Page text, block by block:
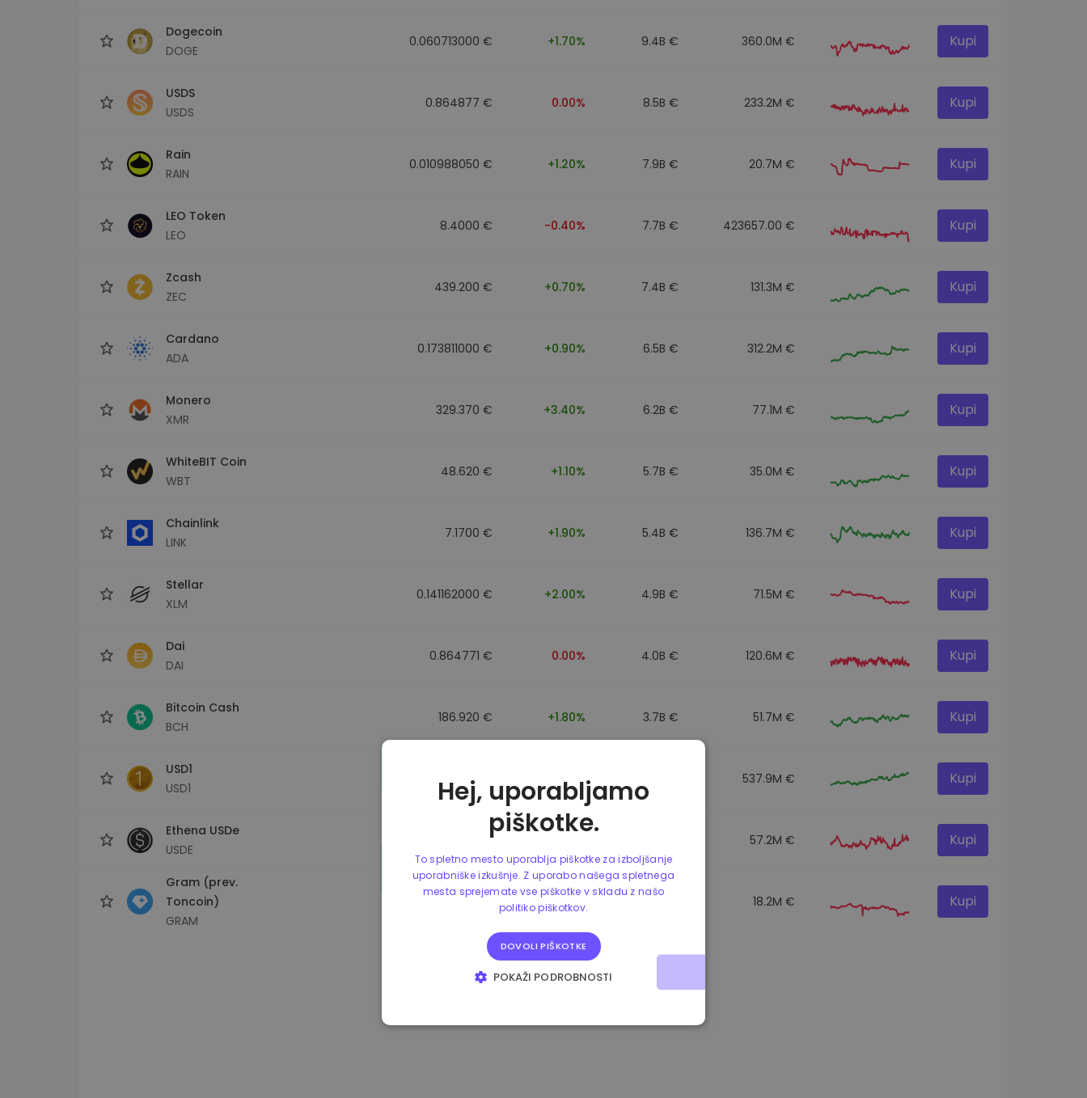
Dogecoin
DOGE
0.060713000 € +1.70% 9.4B € 360.0M € Kupi
USDS
USDS
0.864877 € 0.00% 8.5B € 233.2M € Kupi
Rain
RAIN
0.010988050 € +1.20% 7.9B € 20.7M € Kupi
LEO Token
LEO
8.4000 € -0.40% 7.7B € 423657.00 € Kupi
Zcash
ZEC
439.200 € +0.70% 7.4B € 131.3M € Kupi
Cardano
ADA
0.173811000 € +0.90% 6.5B € 312.2M € Kupi
Monero
XMR
329.370 € +3.40% 6.2B € 77.1M € Kupi
WhiteBIT Coin
WBT
48.620 € +1.10% 5.7B € 35.0M € Kupi
Chainlink
LINK
7.1700 € +1.90% 5.4B € 136.7M € Kupi
Stellar
XLM
0.141162000 € +2.00% 4.9B € 71.5M € Kupi
Dai
DAI
0.864771 € 0.00% 4.0B € 120.6M € Kupi
Bitcoin Cash
BCH
186.920 € +1.80% 3.7B € 51.7M € Kupi
USD1
USD1
0.864917 € 0.00% 537.9M € Kupi
Ethena USDe
USDE
0.864701 € 57.2M € Kupi
Gram (prev.
Toncoin)
GRAM
1.170000 € +2.60% 18.2M € Kupi
Hej, uporabljamo
piškotke.
To spletno mesto uporablja piškotke za izboljšanje
uporabniške izkušnje. Z uporabo našega spletnega
mesta sprejemate vse piškotke v skladu z našo
politiko piškotkov.
DOVOLI PIŠKOTKE
POKAŽI PODROBNOSTI